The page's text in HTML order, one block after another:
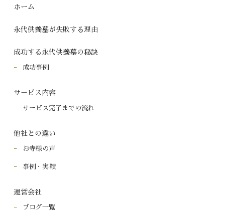
ホーム
永代供養墓が失敗する理由
成功する永代供養墓の秘訣
成功事例
サービス内容
サービス完了までの流れ
他社との違い
お寺様の声
事例・実績
運営会社
ブログ一覧